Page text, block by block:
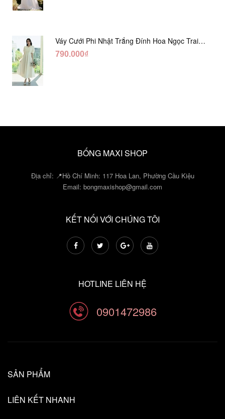
Váy Cưới Phi Nhật Trắng Đính Hoa Ngọc Trai
Lửng DC465
790.000₫
BỐNG MAXI SHOP
Địa chỉ: 📍Hồ Chí Minh: 117 Hoa Lan, Phường Cầu Kiệu
Email: bongmaxishop@gmail.com
KẾT NỐI VỚI CHÚNG TÔI
HOTLINE LIÊN HỆ
0901472986
SẢN PHẨM
LIÊN KẾT NHANH